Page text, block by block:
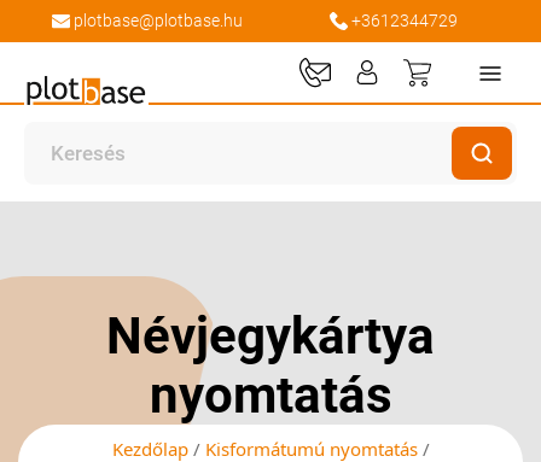
plotbase@plotbase.hu +3612344729
Kosaram
Névjegykártya
nyomtatás
Kezdőlap
Kisformátumú nyomtatás